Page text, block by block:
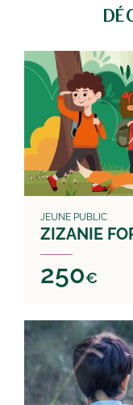
JEUNE PUBLIC
ZIZANIE
250€